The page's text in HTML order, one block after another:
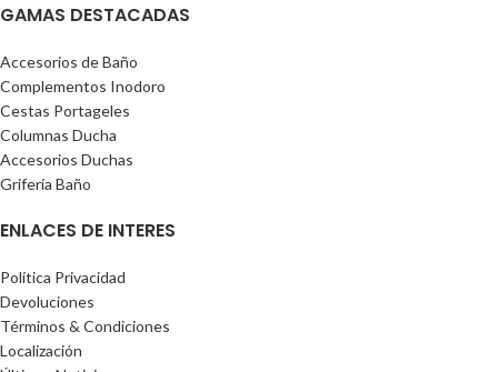
GAMAS DESTACADAS
Accesorios de Baño
Complementos Inodoro
Cestas Portageles
Columnas Ducha
Accesorios Duchas
Grifería Baño
ENLACES DE INTERES
Política Privacidad
Devoluciones
Términos & Condiciones
Localización